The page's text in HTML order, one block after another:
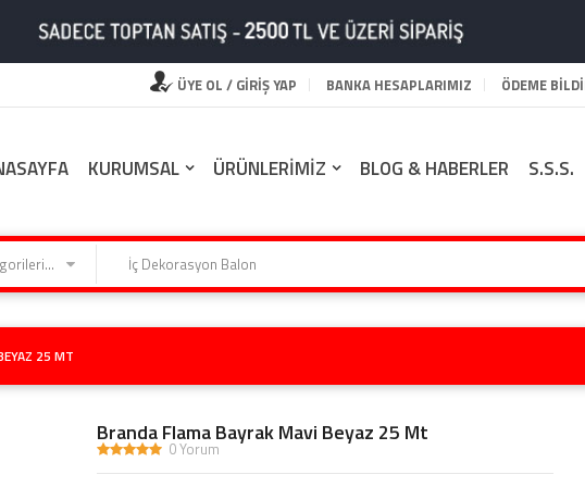
ÜYE OL / GİRİŞ YAP BANKA HESAPLARIMIZ ÖDEME
KURUMSAL ÜRÜNLERİMİZ BLOG & HABERLER S.S.S.
Kategorilerimiz
25 MT
Branda Flama Bayrak Mavi Beyaz 25 Mt
0 Yorum